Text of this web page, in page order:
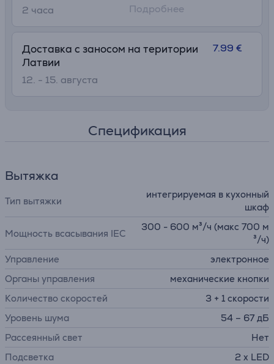
2 часa
Подробнее
Доставка с заносом на територии
Латвии
12. - 15. августа
7.99 €
Спецификация
Вытяжка
Тип вытяжки
интегрируемая в кухонный
шкаф
Мощность всасывания IEC
300 - 600 м³/ч (макс 700 м
³/ч)
Управление
электронное
Органы управления
механические кнопки
Количество скоростей
3 + 1 скорости
Уровень шума
54 – 67 дБ
Рассеянный свет
Нет
Подсветка
2 x LED